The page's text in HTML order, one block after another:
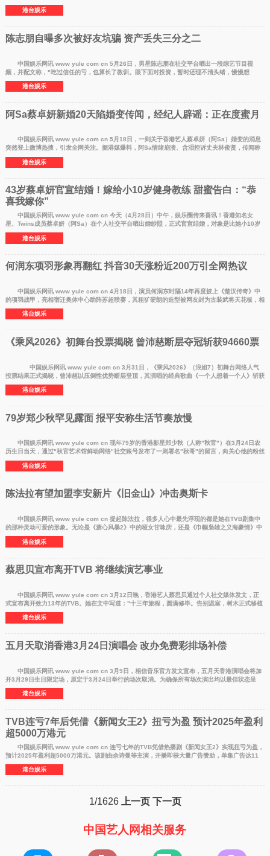
是迎合大众的流
港台娱乐
陈志朋自曝多次被好友坑骗 资产丢失三分之二
中国娱乐网讯 www yule com cn 5月26日，男星陈志朋在社交平台晒出一段综艺节目视
频，并配文称，"吃过信任的亏，也算长了教训。眼下面对投资，暂时还理不清头绪，慢慢想
吧。"视频中，陈志
港台娱乐
阿Sa蔡卓妍新婚20天陷婚变传闻，经纪人辟谣：正在度蜜月
中国娱乐网讯 www yule com cn 5月18日，一则关于香港艺人蔡卓妍（阿Sa）婚变的消息
突然登上微博热搜，引发全网关注。据港媒爆料，阿Sa情绪崩溃、含泪控诉丈夫林俊贤，传闻称
她已删除社交平
港台娱乐
43岁蔡卓妍官宣结婚！嫁给小10岁健身教练 甜蜜告白：“恭
喜我嫁你”
中国娱乐网讯 www yule com cn 今天（4月28日）中午，娱乐圈传来喜讯！香港知名女
星、Twins成员蔡卓妍（阿Sa）在个人社交平台晒出婚纱照，正式官宣结婚，对象是比她小10岁
的健身教练男友林
港台娱乐
何润东项羽形象再翻红 抖音30天涨粉近200万引全网热议
中国娱乐网讯 www yule com cn 4月18日，演员何润东时隔14年再度披上《楚汉传奇》中
的项羽战甲，亮相宿迁奥体中心助阵苏超联赛，其粗犷硬朗的造型被网友封为古装武将天花板，相
关视频在社交
港台娱乐
《乘风2026》初舞台投票揭晓 曾沛慈断层夺冠斩获94660票
中国娱乐网讯 www yule com cn 3月31日，《乘风2026》（浪姐7）初舞台网络人气
投票结果正式揭晓，曾沛慈以压倒性优势断层登顶，其演唱的经典歌曲《一个人想着一个人》斩获
94,660票，成为
港台娱乐
79岁郑少秋罕见露面 报平安称生活节奏放慢
中国娱乐网讯 www yule com cn 现年79岁的香港影星郑少秋（人称"秋官"）在3月24日农
历生日当天，通过"秋官艺术馆鲜动网络"社交账号发布了一则署名"秋哥"的留言，向关心他的粉丝
报平安。这是
港台娱乐
陈法拉有望加盟李安新片《旧金山》冲击奥斯卡
中国娱乐网讯 www yule com cn 提起陈法拉，很多人心中最先浮现的都是她在TVB剧集中
的那种灵动可爱的形象。无论是《溏心风暴2》中的哑女甘咏庆，还是《巾帼枭雄之义海豪情》中
的刘晴，这些角
港台娱乐
蔡思贝宣布离开TVB 将继续演艺事业
中国娱乐网讯 www yule com cn 3月12日晚，香港艺人蔡思贝通过个人社交媒体发文，正
式宣布离开效力13年的TVB。她在文中写道："十三年旅程，圆满修毕。告别温室，树木正式移植
旷野。旧雨新
港台娱乐
五月天取消香港3月24日演唱会 改办免费彩排场补偿
中国娱乐网讯 www yule com cn 3月9日，相信音乐官方发文宣布，五月天香港演唱会将加
开3月29日生日限定场，原定于3月24日举行的场次取消。为确保所有场次演出均以最佳状态呈
现，让每个场次的
港台娱乐
TVB连亏7年后凭借《新闻女王2》扭亏为盈 预计2025年盈利
超5000万港元
中国娱乐网讯 www yule com cn 连亏七年的TVB凭借热播剧《新闻女王2》实现扭亏为盈，
预计2025年盈利超5000万港元。该剧由佘诗曼等主演，开播即获大量广告赞助，单集广告达11
条，成为平台年度
港台娱乐
1/1626 上一页 下一页
中国艺人网相关服务